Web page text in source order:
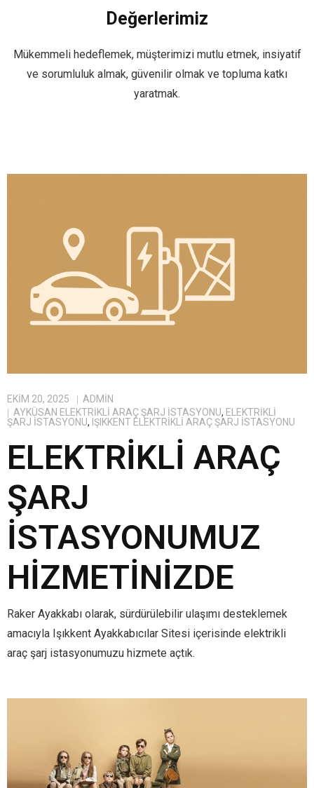
Değerlerimiz
Mükemmeli hedeflemek, müşterimizi mutlu etmek, insiyatif
ve sorumluluk almak, güvenilir olmak ve topluma katkı
yaratmak.
EKIM 20, 2025
ADMIN
AYKÜSAN ELEKTRIKLI ARAÇ ŞARJ İSTASYONU, ELEKTRIKLI
ŞARJ İSTASYONU, IŞIKKENT ELEKTRIKLI ARAÇ ŞARJ İSTASYONU
ELEKTRIKLI ARAÇ
ŞARJ
İSTASYONUMUZ
HIZMETINIZDE
Raker Ayakkabı olarak, sürdürülebilir ulaşımı desteklemek
amacıyla Işıkkent Ayakkabıcılar Sitesi içerisinde elektrikli
araç şarj istasyonumuzu hizmete açtık.